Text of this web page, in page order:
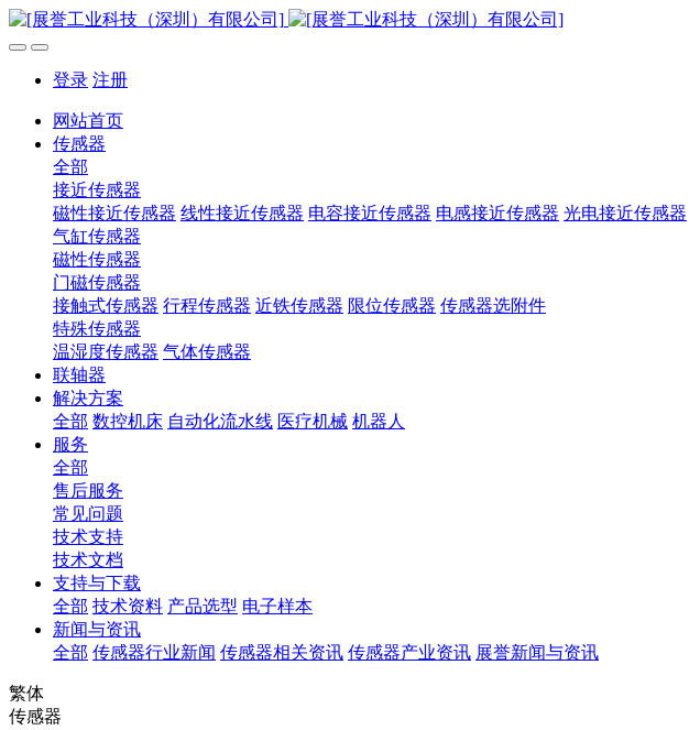
登录 注册
网站首页
传感器
全部
接近传感器
磁性接近传感器 线性接近传感器 电容接近传感器 电感接近传感器 光电接近传感器
气缸传感器
磁性传感器
门磁传感器
接触式传感器 行程传感器 近铁传感器 限位传感器 传感器选附件
特殊传感器
温湿度传感器 气体传感器
联轴器
解决方案
全部 数控机床 自动化流水线 医疗机械 机器人
服务
全部
售后服务
常见问题
技术支持
技术文档
支持与下载
全部 技术资料 产品选型 电子样本
新闻与资讯
全部 传感器行业新闻 传感器相关资讯 传感器产业资讯 展誉新闻与资讯
繁体
传感器